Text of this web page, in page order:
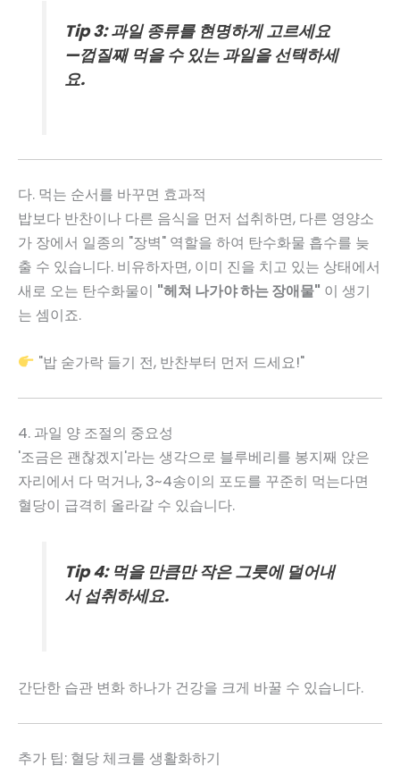
Tip 3: 과일 종류를 현명하게 고르세요
—껍질째 먹을 수 있는 과일을 선택하세
요.
다. 먹는 순서를 바꾸면 효과적
밥보다 반찬이나 다른 음식을 먼저 섭취하면, 다른 영양소
가 장에서 일종의 "장벽" 역할을 하여 탄수화물 흡수를 늦
출 수 있습니다. 비유하자면, 이미 진을 치고 있는 상태에서
새로 오는 탄수화물이 "헤쳐 나가야 하는 장애물" 이 생기
는 셈이죠.
"밥 숟가락 들기 전, 반찬부터 먼저 드세요!"
4. 과일 양 조절의 중요성
'조금은 괜찮겠지'라는 생각으로 블루베리를 봉지째 앉은
자리에서 다 먹거나, 3~4송이의 포도를 꾸준히 먹는다면
혈당이 급격히 올라갈 수 있습니다.
Tip 4: 먹을 만큼만 작은 그릇에 덜어내
서 섭취하세요.
간단한 습관 변화 하나가 건강을 크게 바꿀 수 있습니다.
추가 팁: 혈당 체크를 생활화하기